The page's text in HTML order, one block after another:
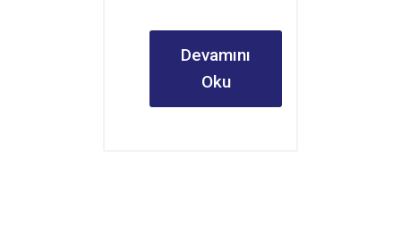
Devamını
Oku